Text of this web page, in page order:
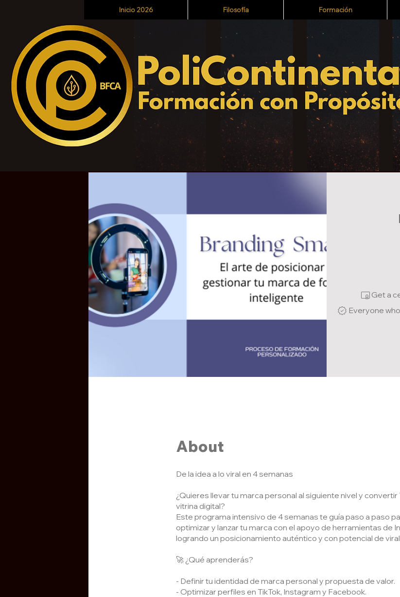
Inicio 2026 Filosofía Formación
Get a
Everyone
About
De la idea a lo viral en 4 semanas
¿Quieres llevar tu marca personal al siguiente nivel y convertir
vitrina digital?
Este programa intensivo de 4 semanas te guía paso a paso
optimizar y lanzar tu marca con el apoyo de herramientas de
logrando un posicionamiento auténtico y con potencial de
🚀 ¿Qué aprenderás?
- Definir tu identidad de marca personal y propuesta de valor.
- Optimizar perfiles en TikTok, Instagram y Facebook.